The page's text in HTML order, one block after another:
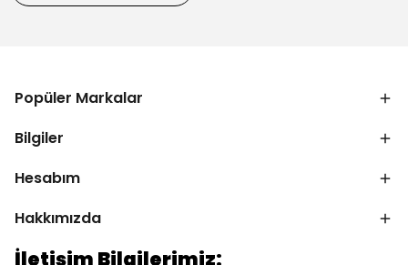
Popüler Markalar
Bilgiler
Hesabım
Hakkımızda
İletişim Bilgilerimiz: